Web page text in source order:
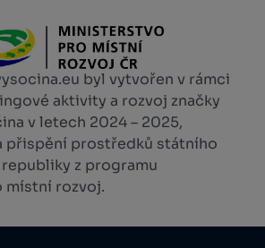
byl vytvořen v rámci
aktivity a rozvoj značky
v letech 2024 – 2025,
přispění prostředků státního
z programu
místní rozvoj.